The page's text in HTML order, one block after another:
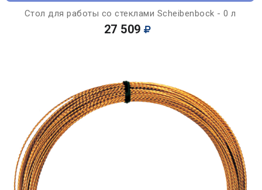
Стол для работы со стеклами Scheibenbock - 0 л
27 509